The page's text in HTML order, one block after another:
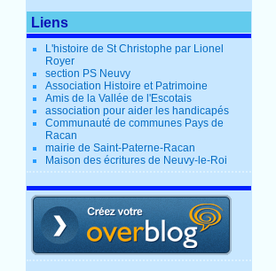
Liens
L'histoire de St Christophe par Lionel
Royer
section PS Neuvy
Association Histoire et Patrimoine
Amis de la Vallée de l'Escotais
association pour aider les handicapés
Communauté de communes Pays de
Racan
mairie de Saint-Paterne-Racan
Maison des écritures de Neuvy-le-Roi